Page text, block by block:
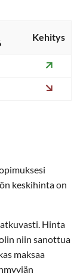
Kehitys
keskihinta on
Hinta
niin sanottua
maksaa